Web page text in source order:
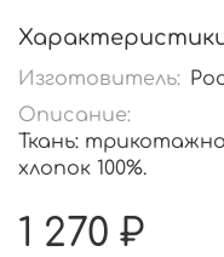
Изготовитель:
Описание:
Ткань:
хлопок 100%.
1 270 ₽